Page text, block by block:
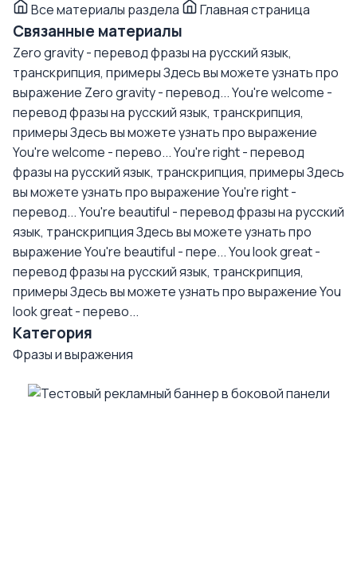
Все материалы раздела Главная страница
Связанные материалы
Zero gravity - перевод фразы на русский язык,
транскрипция, примерыЗдесь вы можете узнать про
выражение Zero gravity - перевод...You're welcome -
перевод фразы на русский язык, транскрипция,
примерыЗдесь вы можете узнать про выражение
You're welcome - перево...You're right - перевод
фразы на русский язык, транскрипция, примерыЗдесь
вы можете узнать про выражение You're right -
перевод...You're beautiful - перевод фразы на русский
язык, транскрипцияЗдесь вы можете узнать про
выражение You're beautiful - пере...You look great -
перевод фразы на русский язык, транскрипция,
примерыЗдесь вы можете узнать про выражение You
look great - перево...
Категория
Фразы и выражения